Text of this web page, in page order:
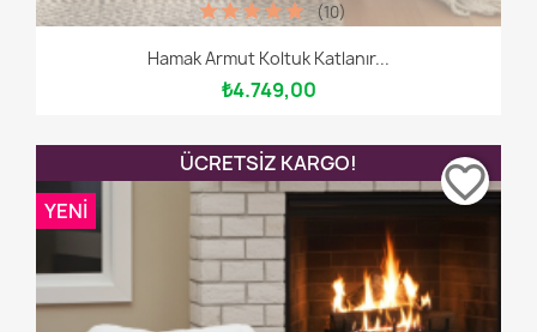
Hamak Armut Koltuk Katlanır...
₺4.749,00
(10)
ÜCRETSIZ KARGO!
YENI
favorite_border